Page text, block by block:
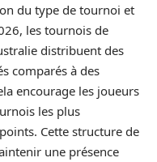
du type de tournoi et
les tournois de
distribuent des
comparés à des
encourage les joueurs
les plus
Cette structure de
une présence